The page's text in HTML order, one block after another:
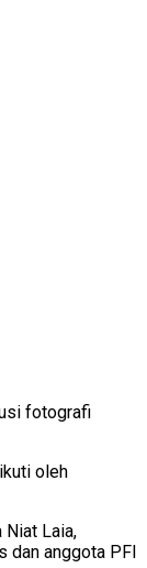
fotografi
oleh
Niat Laia,
dan anggota PFI